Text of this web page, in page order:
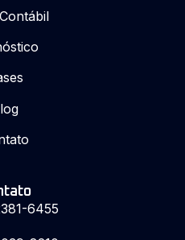
6455